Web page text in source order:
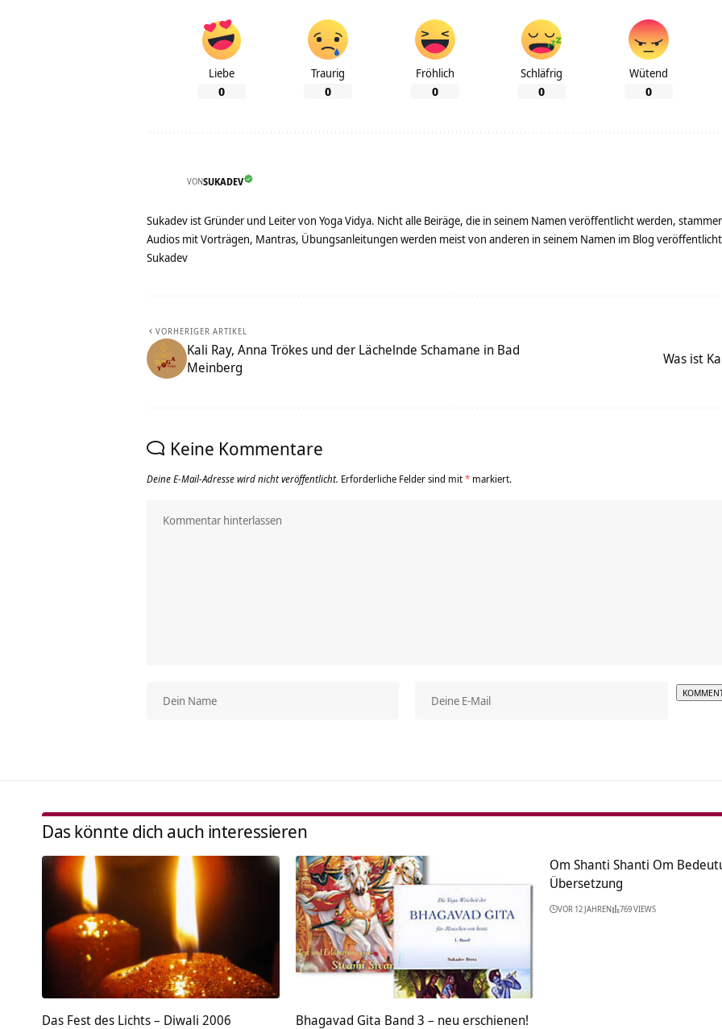
Liebe
0
Traurig
0
Fröhlich
0
Schläfrig
0
Wütend
0
VONSUKADEV
Sukadev ist Gründer und Leiter von Yoga Vidya. Nicht alle Beiräge, die in seinem Namen veröffentlicht werden,
Audios mit Vorträgen, Mantras, Übungsanleitungen werden meist von anderen in seinem Namen im Blog
Sukadev
VORHERIGER ARTIKEL
Kali Ray, Anna Trökes und der Lächelnde Schamane in Bad
Meinberg
Was ist
Keine Kommentare
Deine E-Mail-Adresse wird nicht veröffentlicht. Erforderliche Felder sind mit* markiert.
Das könnte dich auch interessieren
Das Fest des Lichts – Diwali 2006 Bhagavad Gita Band 3 – neu erschienen!
Om Shanti Shanti Om
Übersetzung
VOR 12 JAHREN 769 VIEWS